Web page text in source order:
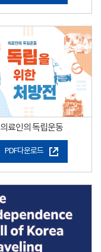
의료인의 독립운동
PDF다운로드